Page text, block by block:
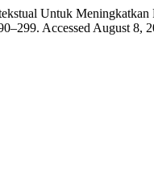
Untuk
Accessed August 8,